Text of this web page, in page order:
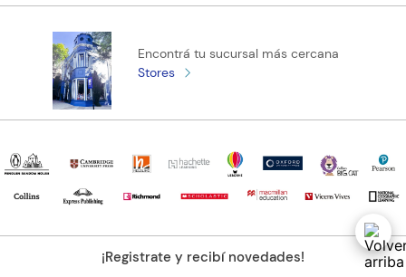
Encontrá tu sucursal más cercana
Stores
¡Registrate y recibí novedades!